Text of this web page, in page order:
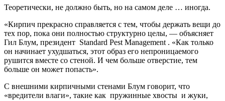
Теоретически, не должно быть, но на самом деле … иногда.
«Кирпич прекрасно справляется с тем, чтобы держать вещи до
тех пор, пока они полностью структурно целы, — объясняет
Гил Блум, президент Standard Pest Management . «Как только
он начинает ухудшаться, этот образ его непроницаемого
рушится вместе со стеной. И чем больше отверстие, тем
больше он может попасть».
С внешними кирпичными стенами Блум говорит, что
«вредители влаги», такие как пружинные хвосты и жуки,